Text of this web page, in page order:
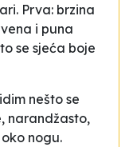
Prva: brzina
i puna
se sjeća boje
nešto se
narandžasto,
nogu.